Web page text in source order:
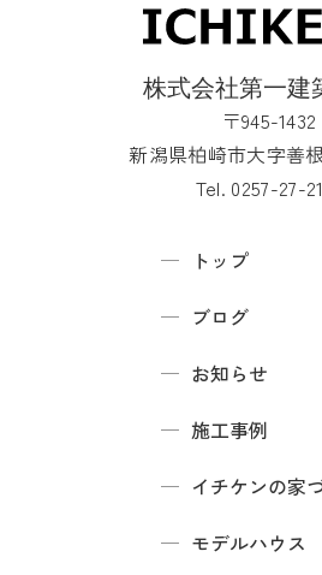
〒945-1432
新潟県柏崎市大字善
Tel. 0257-27-
トップ
ブログ
お知らせ
施工事例
イチケンの家
モデルハウス